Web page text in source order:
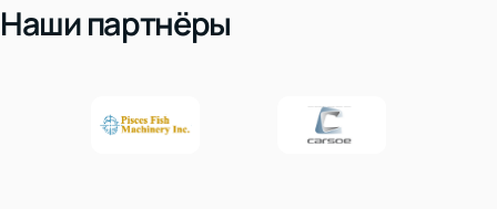
Наши партнёры